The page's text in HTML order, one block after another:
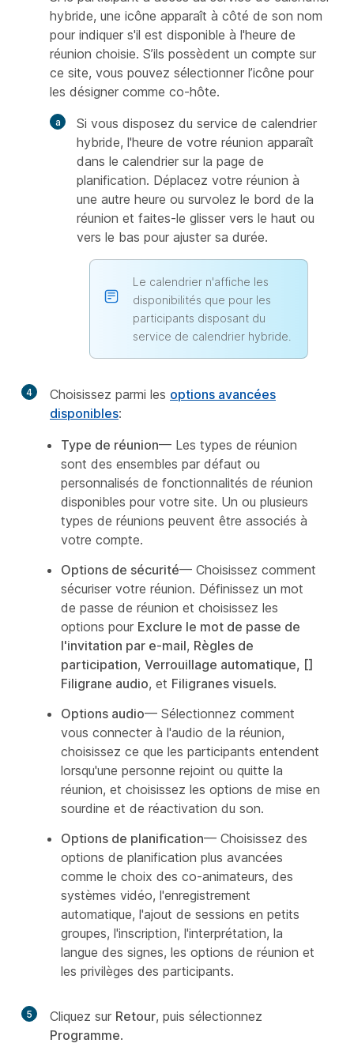
hybride, une icône apparaît à côté de son nom
pour indiquer s'il est disponible à l'heure de
réunion choisie. S’ils possèdent un compte sur
ce site, vous pouvez sélectionner l’icône pour
les désigner comme co-hôte.
Si vous disposez du service de calendrier
hybride, l'heure de votre réunion apparaît
dans le calendrier sur la page de
planification. Déplacez votre réunion à
une autre heure ou survolez le bord de la
réunion et faites-le glisser vers le haut ou
vers le bas pour ajuster sa durée.
Le calendrier n'affiche les
disponibilités que pour les
participants disposant du
service de calendrier hybride.
4 Choisissez parmi les options avancées
disponibles:
Type de réunion— Les types de réunion
sont des ensembles par défaut ou
personnalisés de fonctionnalités de réunion
disponibles pour votre site. Un ou plusieurs
types de réunions peuvent être associés à
votre compte.
Options de sécurité— Choisissez comment
sécuriser votre réunion. Définissez un mot
de passe de réunion et choisissez les
options pour Exclure le mot de passe de
l'invitation par e-mail, Règles de
participation, Verrouillage automatique, []
Filigrane audio, et Filigranes visuels.
Options audio— Sélectionnez comment
vous connecter à l'audio de la réunion,
choisissez ce que les participants entendent
lorsqu'une personne rejoint ou quitte la
réunion, et choisissez les options de mise en
sourdine et de réactivation du son.
Options de planification— Choisissez des
options de planification plus avancées
comme le choix des co-animateurs, des
systèmes vidéo, l'enregistrement
automatique, l'ajout de sessions en petits
groupes, l'inscription, l'interprétation, la
langue des signes, les options de réunion et
les privilèges des participants.
5 Cliquez sur Retour, puis sélectionnez
Programme.